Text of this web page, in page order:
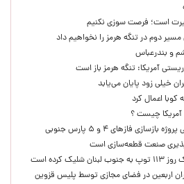
است؛ فرصت سوزی نکنیم
دوم در تنگه هرمز را نخواهیم داد
و بندرعباس
آمریکا: تنگه هرمز باز است
خیلی زود پایان می‌یابد
اعمال کرد
آمریکا چیست ؟
فازهای ۴ و ۵ پارس جنوبی
صنعت قطعه‌سازی است
کرده است
اربعین در فضای مجازی توسط پلیس قزوین